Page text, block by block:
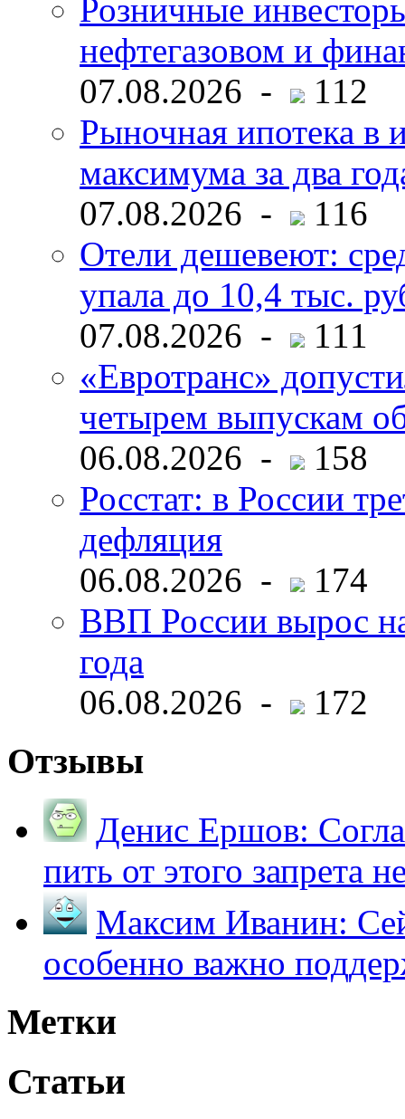
Розничные
нефтегазовом и
07.08.2026 -
112
Рыночная ипотека в
максимума за два
07.08.2026 -
116
Отели дешевеют:
упала до 10,4 тыс.
07.08.2026 -
111
«Евротранс»
четырем выпускам
06.08.2026 -
158
Росстат: в России
дефляция
06.08.2026 -
174
ВВП России вырос
года
06.08.2026 -
172
Отзывы
Денис Ершов:
пить от этого запрета
Максим Иванин:
особенно важно
Метки
Статьи